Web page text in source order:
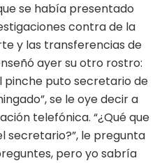
se había presentado
contra de la
y las transferencias de
ayer su otro rostro:
pinche puto secretario de
se le oye decir a
telefónica. “¿Qué que
secretario?”, le pregunta
pero yo sabría